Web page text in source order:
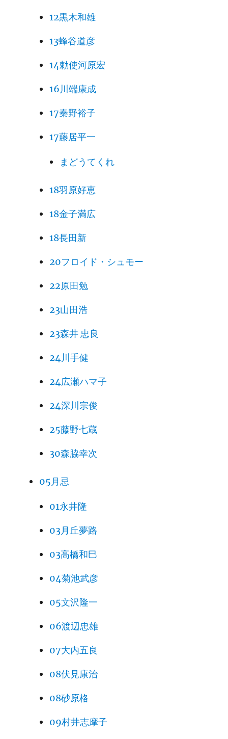
12黒木和雄
13蜂谷道彦
14勅使河原宏
16川端康成
17秦野裕子
17藤居平一
まどうてくれ
18羽原好恵
18金子満広
18長田新
20フロイド・シュモー
22原田勉
23山田浩
23森井 忠良
24川手健
24広瀬ハマ子
24深川宗俊
25藤野七蔵
30森脇幸次
05月忌
01永井隆
03月丘夢路
03高橋和巳
04菊池武彦
05文沢隆一
06渡辺忠雄
07大内五良
08伏見康治
08砂原格
09村井志摩子